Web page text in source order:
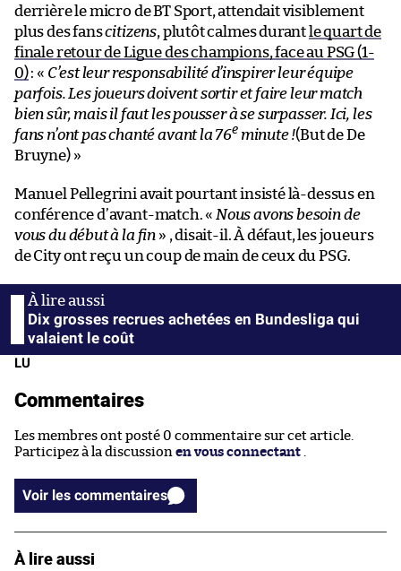
derrière le micro de BT Sport, attendait visiblement
plus des fanscitizens, plutôt calmes durant le quart de
finale retour de Ligue des champions, face au PSG (1-
0): « C’est leur responsabilité d’inspirer leur équipe
parfois. Les joueurs doivent sortir et faire leur match
bien sûr, mais il faut les pousser à se surpasser. Ici, les
fans n’ont pas chanté avant la 76eminute !(But de De
Bruyne) »
Manuel Pellegrini avait pourtant insisté là-dessus en
conférence d’avant-match. « Nous avons besoin de
vous du début à la fin » , disait-il. À défaut, les joueurs
de City ont reçu un coup de main de ceux du PSG.
Dix grosses recrues achetées en Bundesliga qui
valaient le coût
LU
Commentaires
Les membres ont posté 0 commentaire sur cet article.
Participez à la discussion en vous connectant .
Voir les commentaires
À lire aussi